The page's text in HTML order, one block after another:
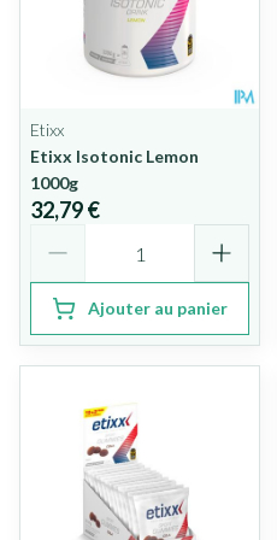
Etixx
Etixx Isotonic Lemon
1000g
32,79 €
Ajouter au panier